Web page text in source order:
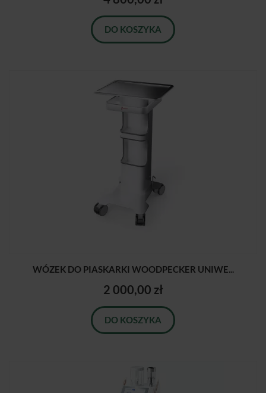
DO KOSZYKA
WÓZEK DO PIASKARKI WOODPECKER UNIWE...
2 000,00 zł
DO KOSZYKA